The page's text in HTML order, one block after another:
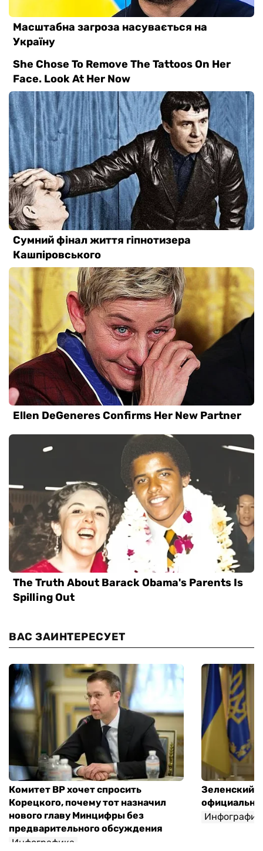
ВАС ЗАИНТЕРЕСУЕТ
Комитет ВР хочет спросить
Корецкого, почему тот назначил
нового главу Минцифры без
предварительного обсуждения
Инфографика
Зеленский